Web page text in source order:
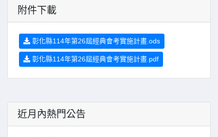
附件下載
彰化縣114年第26屆經典會考實施計畫.ods
彰化縣114年第26屆經典會考實施計畫.pdf
近月內熱門公告